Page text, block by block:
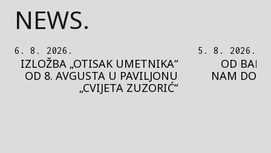
NEWS.
5. 8. 2026.
OD BAROKA DO REJVA: ŠTA
NAM DONOSI NOVI BUPBAP
FESTIVAL?
5. 8. 2026.
PEDJA
MOTIVE